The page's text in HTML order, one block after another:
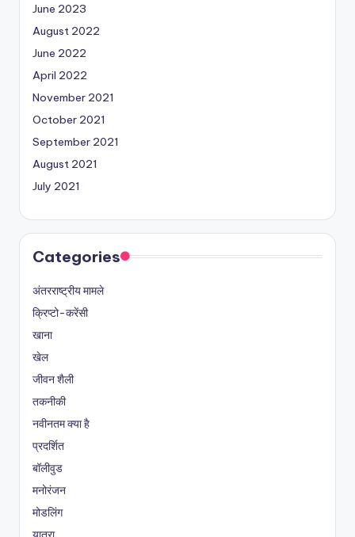
June 2023
August 2022
June 2022
April 2022
November 2021
October 2021
September 2021
August 2021
July 2021
Categories
अंतरराष्ट्रीय मामले
क्रिप्टो-करेंसी
खाना
खेल
जीवन शैली
तकनीकी
नवीनतम क्या है
प्रदर्शित
बॉलीवुड
मनोरंजन
मोडलिंग